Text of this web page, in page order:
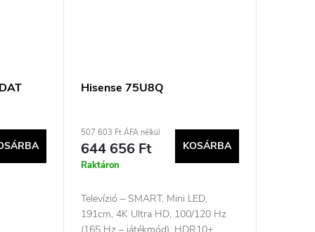
Hisense 75U8Q
507 603 Ft ÁFA nélkül
644 656 Ft
Raktáron
KOSÁRBA
Televízió – SMART, Mini LED,
191cm, 4K Ultra HD, 100/120 Hz